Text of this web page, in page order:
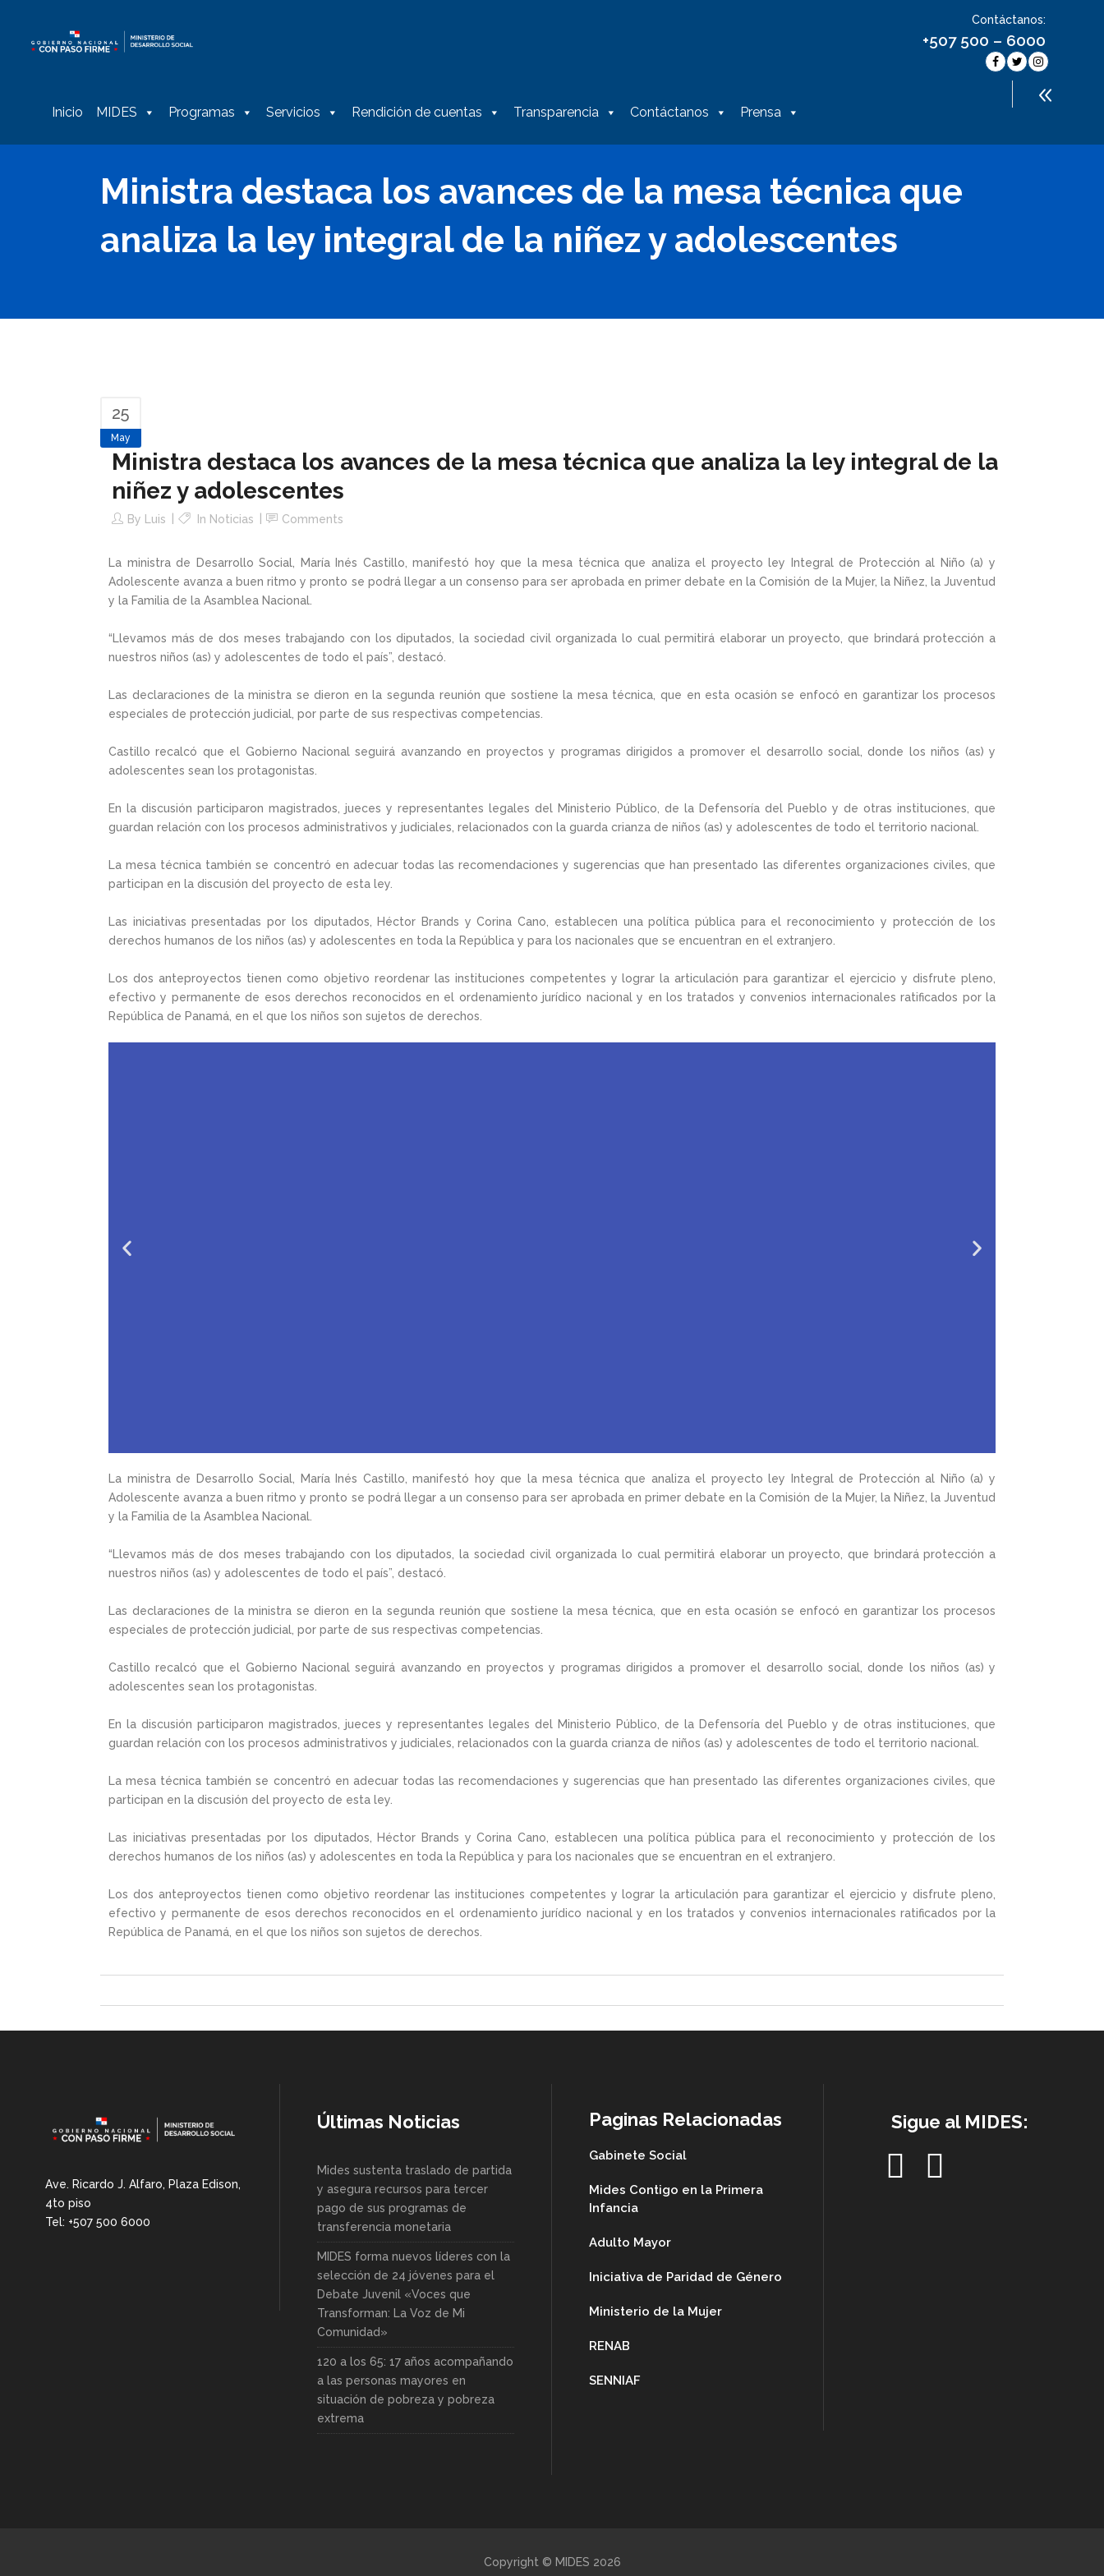
Contáctanos:
+507 500 – 6000
Inicio MIDES Programas Servicios Rendición de cuentas Transparencia Contáctanos Prensa
Ministra destaca los avances de la mesa técnica que
analiza la ley integral de la niñez y adolescentes
25
May
Ministra destaca los avances de la mesa técnica que analiza la ley integral de la
niñez y adolescentes
By Luis In Noticias Comments
La ministra de Desarrollo Social, María Inés Castillo, manifestó hoy que la mesa técnica que analiza el proyecto ley Integral de Protección al Niño (a) y
Adolescente avanza a buen ritmo y pronto se podrá llegar a un consenso para ser aprobada en primer debate en la Comisión de la Mujer, la Niñez, la Juventud
y la Familia de la Asamblea Nacional.
“Llevamos más de dos meses trabajando con los diputados, la sociedad civil organizada lo cual permitirá elaborar un proyecto, que brindará protección a
nuestros niños (as) y adolescentes de todo el país”, destacó.
Las declaraciones de la ministra se dieron en la segunda reunión que sostiene la mesa técnica, que en esta ocasión se enfocó en garantizar los procesos
especiales de protección judicial, por parte de sus respectivas competencias.
Castillo recalcó que el Gobierno Nacional seguirá avanzando en proyectos y programas dirigidos a promover el desarrollo social, donde los niños (as) y
adolescentes sean los protagonistas.
En la discusión participaron magistrados, jueces y representantes legales del Ministerio Público, de la Defensoría del Pueblo y de otras instituciones, que
guardan relación con los procesos administrativos y judiciales, relacionados con la guarda crianza de niños (as) y adolescentes de todo el territorio nacional.
La mesa técnica también se concentró en adecuar todas las recomendaciones y sugerencias que han presentado las diferentes organizaciones civiles, que
participan en la discusión del proyecto de esta ley.
Las iniciativas presentadas por los diputados, Héctor Brands y Corina Cano, establecen una política pública para el reconocimiento y protección de los
derechos humanos de los niños (as) y adolescentes en toda la República y para los nacionales que se encuentran en el extranjero.
Los dos anteproyectos tienen como objetivo reordenar las instituciones competentes y lograr la articulación para garantizar el ejercicio y disfrute pleno,
efectivo y permanente de esos derechos reconocidos en el ordenamiento jurídico nacional y en los tratados y convenios internacionales ratificados por la
República de Panamá, en el que los niños son sujetos de derechos.
La ministra de Desarrollo Social, María Inés Castillo, manifestó hoy que la mesa técnica que analiza el proyecto ley Integral de Protección al Niño (a) y
Adolescente avanza a buen ritmo y pronto se podrá llegar a un consenso para ser aprobada en primer debate en la Comisión de la Mujer, la Niñez, la Juventud
y la Familia de la Asamblea Nacional.
“Llevamos más de dos meses trabajando con los diputados, la sociedad civil organizada lo cual permitirá elaborar un proyecto, que brindará protección a
nuestros niños (as) y adolescentes de todo el país”, destacó.
Las declaraciones de la ministra se dieron en la segunda reunión que sostiene la mesa técnica, que en esta ocasión se enfocó en garantizar los procesos
especiales de protección judicial, por parte de sus respectivas competencias.
Castillo recalcó que el Gobierno Nacional seguirá avanzando en proyectos y programas dirigidos a promover el desarrollo social, donde los niños (as) y
adolescentes sean los protagonistas.
En la discusión participaron magistrados, jueces y representantes legales del Ministerio Público, de la Defensoría del Pueblo y de otras instituciones, que
guardan relación con los procesos administrativos y judiciales, relacionados con la guarda crianza de niños (as) y adolescentes de todo el territorio nacional.
La mesa técnica también se concentró en adecuar todas las recomendaciones y sugerencias que han presentado las diferentes organizaciones civiles, que
participan en la discusión del proyecto de esta ley.
Las iniciativas presentadas por los diputados, Héctor Brands y Corina Cano, establecen una política pública para el reconocimiento y protección de los
derechos humanos de los niños (as) y adolescentes en toda la República y para los nacionales que se encuentran en el extranjero.
Los dos anteproyectos tienen como objetivo reordenar las instituciones competentes y lograr la articulación para garantizar el ejercicio y disfrute pleno,
efectivo y permanente de esos derechos reconocidos en el ordenamiento jurídico nacional y en los tratados y convenios internacionales ratificados por la
República de Panamá, en el que los niños son sujetos de derechos.
Ave. Ricardo J. Alfaro, Plaza Edison,
4to piso
Tel: +507 500 6000
Últimas Noticias
Mides sustenta traslado de partida
y asegura recursos para tercer
pago de sus programas de
transferencia monetaria
MIDES forma nuevos líderes con la
selección de 24 jóvenes para el
Debate Juvenil «Voces que
Transforman: La Voz de Mi
Comunidad»
120 a los 65: 17 años acompañando
a las personas mayores en
situación de pobreza y pobreza
extrema
Paginas Relacionadas
Gabinete Social
Mides Contigo en la Primera
Infancia
Adulto Mayor
Iniciativa de Paridad de Género
Ministerio de la Mujer
RENAB
SENNIAF
Sigue al MIDES:
Copyright © MIDES 2026